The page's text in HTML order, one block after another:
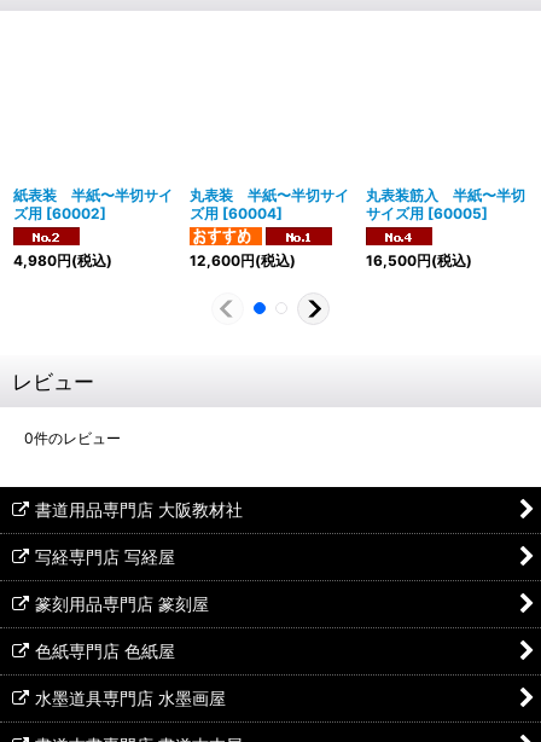
紙表装 半紙〜半切サイ
ズ用 [60002]
4,980円(税込)
丸表装 半紙〜半切サイ
ズ用 [60004]
12,600円(税込)
丸表装筋入 半紙〜半切
サイズ用 [60005]
16,500円(税込)
レビュー
0件のレビュー
書道用品専門店 大阪教材社
写経専門店 写経屋
篆刻用品専門店 篆刻屋
色紙専門店 色紙屋
水墨道具専門店 水墨画屋